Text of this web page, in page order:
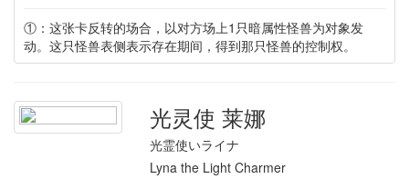
①：这张卡反转的场合，以对方场上1只暗属性怪兽为对象发
动。这只怪兽表侧表示存在期间，得到那只怪兽的控制权。
光灵使 莱娜
光霊使いライナ
Lyna the Light Charmer